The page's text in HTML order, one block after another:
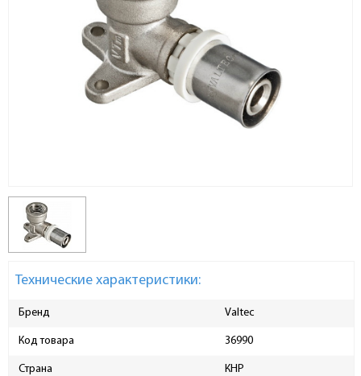
Технические характеристики:
Бренд Valtec
Код товара 36990
Страна КНР